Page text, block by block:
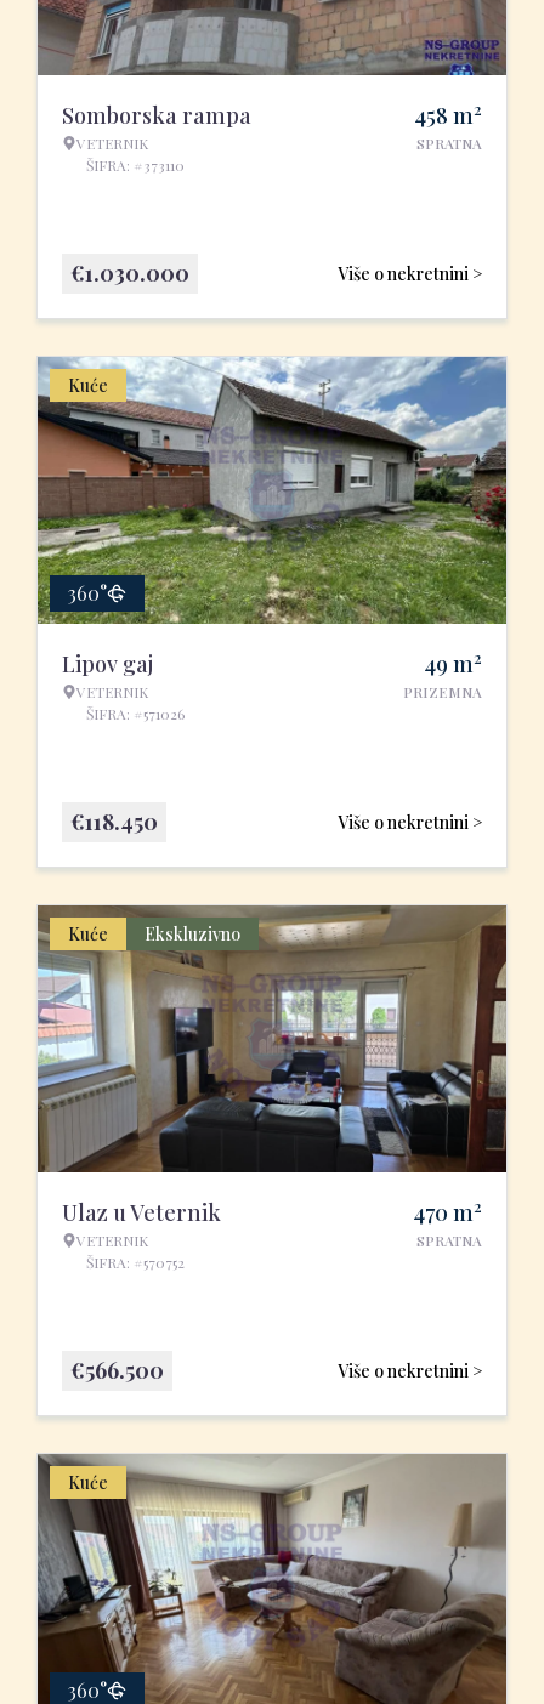
Somborska rampa
VETERNIK
ŠIFRA: #373110
458 m2
SPRATNA
Više o nekretnini >
€1.030.000
Kuće
360°
Lipov gaj
VETERNIK
ŠIFRA: #571026
49 m2
PRIZEMNA
Više o nekretnini >
€118.450
Kuće Ekskluzivno
Ulaz u Veternik
VETERNIK
ŠIFRA: #570752
470 m2
SPRATNA
Više o nekretnini >
€566.500
Kuće
360°